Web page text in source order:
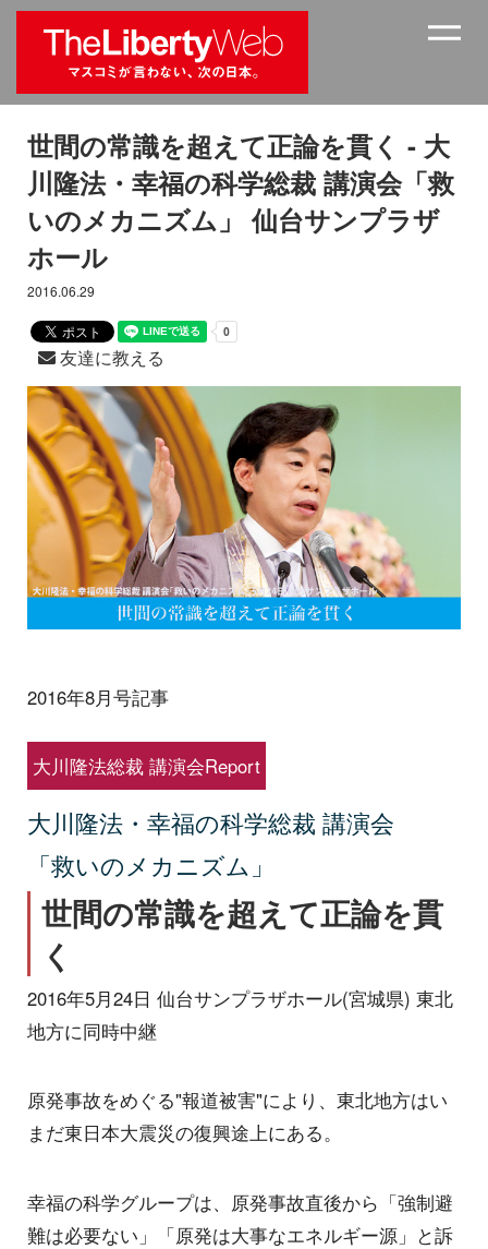
世間の常識を超えて正論を貫く - 大
川隆法・幸福の科学総裁 講演会「救
いのメカニズム」 仙台サンプラザ
ホール
2016.06.29
友達に教える
2016年8月号記事
大川隆法総裁 講演会Report
大川隆法・幸福の科学総裁 講演会
「救いのメカニズム」
世間の常識を超えて正論を貫
く
2016年5月24日 仙台サンプラザホール(宮城県) 東北
地方に同時中継
原発事故をめぐる"報道被害"により、東北地方はい
まだ東日本大震災の復興途上にある。
幸福の科学グループは、原発事故直後から「強制避
難は必要ない」「原発は大事なエネルギー源」と訴